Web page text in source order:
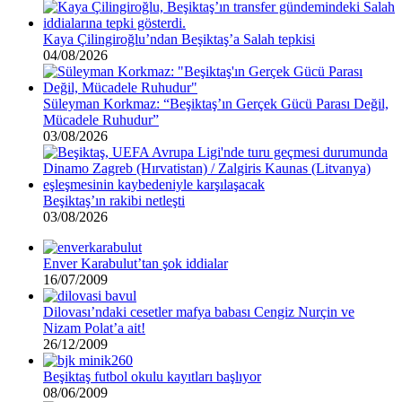
Kaya Çilingiroğlu’ndan Beşiktaş’a Salah tepkisi
04/08/2026
Süleyman Korkmaz: “Beşiktaş’ın Gerçek Gücü Parası Değil,
Mücadele Ruhudur”
03/08/2026
Beşiktaş’ın rakibi netleşti
03/08/2026
Enver Karabulut’tan şok iddialar
16/07/2009
Dilovası’ndaki cesetler mafya babası Cengiz Nurçin ve
Nizam Polat’a ait!
26/12/2009
Beşiktaş futbol okulu kayıtları başlıyor
08/06/2009